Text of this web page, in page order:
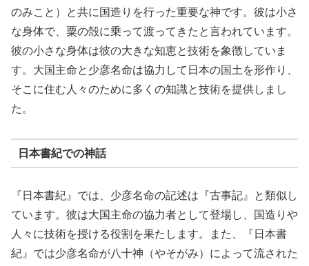
のみこと）と共に国造りを行った重要な神です。彼は小さ
な身体で、粟の殻に乗って渡ってきたと言われています。
彼の小さな身体は彼の大きな知恵と技術を象徴していま
す。大国主命と少彦名命は協力して日本の国土を形作り、
そこに住む人々のために多くの知識と技術を提供しまし
た。
日本書紀での神話
『日本書紀』では、少彦名命の記述は『古事記』と類似し
ています。彼は大国主命の協力者として登場し、国造りや
人々に技術を授ける役割を果たします。また、『日本書
紀』では少彦名命が八十神（やそがみ）によって流された